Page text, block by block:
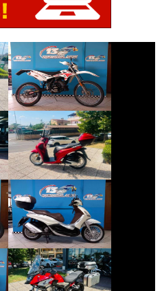
BETAMOTOR
ENDURO
€ 1.990 €
HONDA SH
€ 2.490 €
PIAGGIO
BEVERLY
€ 2.990 €
HONDA CB-500
€ 5.590 €